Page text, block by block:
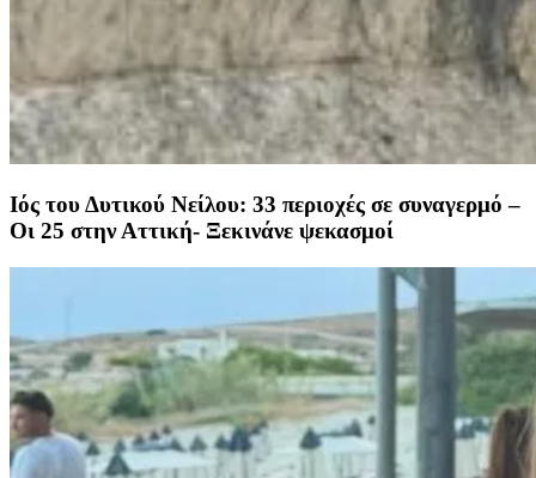
Ιός του Δυτικού Νείλου: 33 περιοχές σε συναγερμό –
Οι 25 στην Αττική- Ξεκινάνε ψεκασμοί